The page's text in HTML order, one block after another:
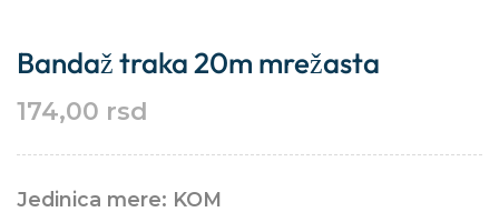
Bandaž traka 20m mrežasta
174,00 rsd
Jedinica mere: KOM